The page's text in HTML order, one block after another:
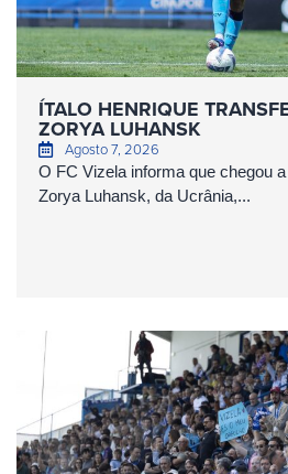
ÍTALO HENRIQUE
ZORYA LUHANSK
Agosto 7, 2026
O FC Vizela informa que chegou
Zorya Luhansk, da Ucrânia,...